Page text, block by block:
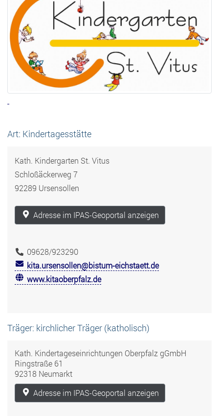
Art: Kindertagesstätte
Kath. Kindergarten St. Vitus
Schloßäckerweg 7
92289 Ursensollen
Adresse im IPAS-Geoportal anzeigen
09628/923290
kita.ursensollen@bistum-eichstaett.de
www.kitaoberpfalz.de
Träger: kirchlicher Träger (katholisch)
Kath. Kindertageseinrichtungen Oberpfalz gGmbH
Ringstraße 61
92318 Neumarkt
Adresse im IPAS-Geoportal anzeigen